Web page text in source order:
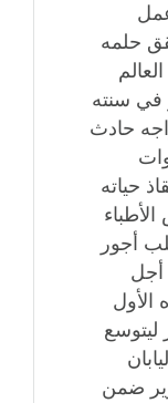
حلمه
في سنته
حادث
حياته
أجور
أجل
ليتوسع
ضمن